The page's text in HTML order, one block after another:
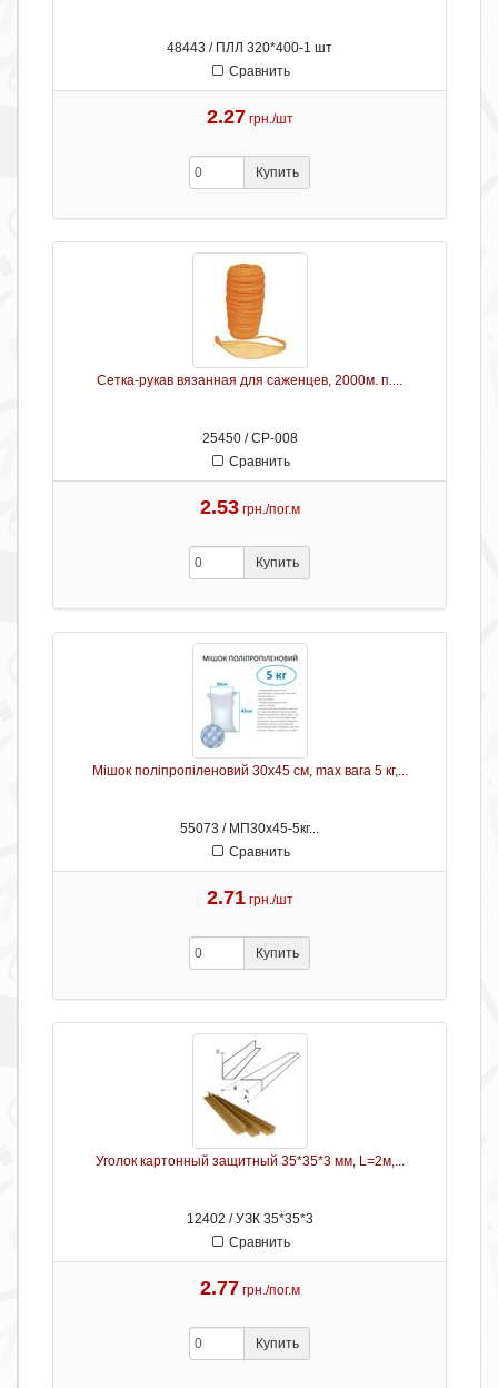
48443 / ПЛЛ 320*400-1 шт
Сравнить
2.27 грн./шт
Купить
Сетка-рукав вязанная для саженцев, 2000м. п....
25450 / СР-008
Сравнить
2.53 грн./пог.м
Купить
Мішок поліпропіленовий 30х45 см, max вага 5 кг,...
55073 / МП30х45-5кг...
Сравнить
2.71 грн./шт
Купить
Уголок картонный защитный 35*35*3 мм, L=2м,...
12402 / УЗК 35*35*3
Сравнить
2.77 грн./пог.м
Купить